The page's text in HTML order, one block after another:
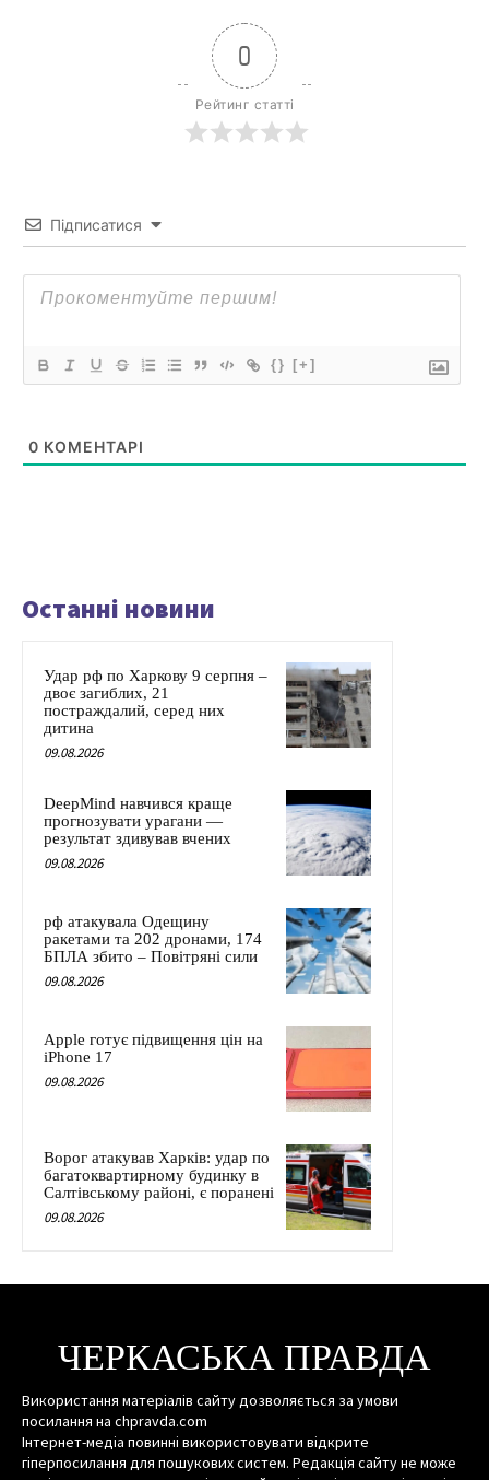
0
Рейтинг статті
Підписатися
{} [+]
0 КОМЕНТАРІ
Останні новини
Удар рф по Харкову 9 серпня –
двоє загиблих, 21
постраждалий, серед них
дитина
09.08.2026
DeepMind навчився краще
прогнозувати урагани —
результат здивував вчених
09.08.2026
рф атакувала Одещину
ракетами та 202 дронами, 174
БПЛА збито – Повітряні сили
09.08.2026
Apple готує підвищення цін на
iPhone 17
09.08.2026
Ворог атакував Харків: удар по
багатоквартирному будинку в
Салтівському районі, є поранені
09.08.2026
ЧЕРКАСЬКА ПРАВДА
Використання матеріалів сайту дозволяється за умови
посилання на chpravda.com
Інтернет-медіа повинні використовувати відкрите
гіперпосилання для пошукових систем. Редакція сайту не може